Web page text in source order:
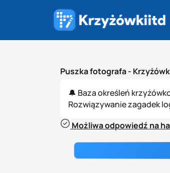
Puszka fotografa -
🔔 Baza określeń
Rozwiązywanie zagadek
Możliwa odpowiedź na